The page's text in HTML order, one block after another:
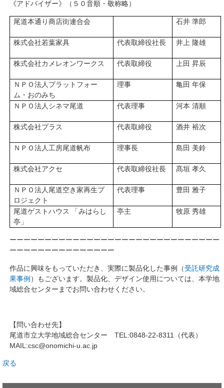
《アドバイザー》（５０音順・敬称略）
尾道本通り商店街連合会 石井 準郎
株式会社若葉家具 代表取締役社長 井上 隆雄
株式会社カメレオンワークス 代表取締役 上田 昇辰
ＮＰＯ法人プラットフォー
ム・おのみち
理事 亀田 年保
ＮＰＯ法人シネマ尾道 代表理事 河本 清順
株式会社プラス 代表取締役 酒井 裕次
ＮＰＯ法人工房尾道帆布 理事長 島田 美鈴
株式会社アクセ 代表取締役社長 髙垣 孝久
ＮＰＯ法人尾道空き家再生プ
ロジェクト
代表理事 豊田 雅子
尾道ゲストハウス 「みはらし
亭」
亭主 牧原 秀雄
ーーーーーーーーーーーーーーーーーーーーーーーーーーーーーー
ーーーーーーーーーーーーーーー
作品に興味をもっていただき、実際に製品化した事例（受託研究成
果事例 ）もございます。製品化、デザイン使用については、本学地
域総合センターまでお問い合わせください。
【問い合わせ先】
尾道市立大学地域総合センター TEL:0848-22-8311（代表）
MAIL:csc@onomichi-u.ac.jp
戻る